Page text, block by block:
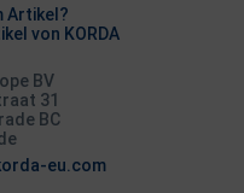
Artikel?
von KORDA
BV
31
BC
eu.com